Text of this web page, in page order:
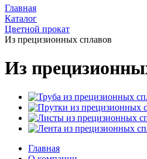
Главная
Каталог
Цветной прокат
Из прецизионных сплавов
Из
Главная